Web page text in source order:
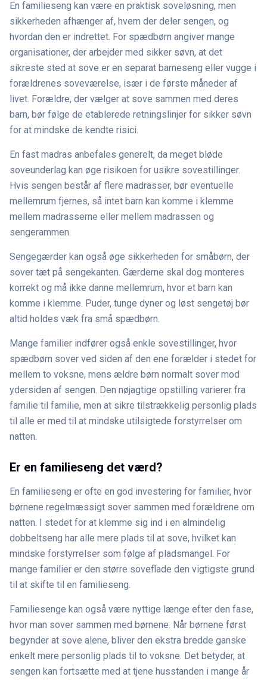
En familieseng kan være en praktisk soveløsning, men
sikkerheden afhænger af, hvem der deler sengen, og
hvordan den er indrettet. For spædbørn angiver mange
organisationer, der arbejder med sikker søvn, at det
sikreste sted at sove er en separat barneseng eller vugge i
forældrenes soveværelse, især i de første måneder af
livet. Forældre, der vælger at sove sammen med deres
barn, bør følge de etablerede retningslinjer for sikker søvn
for at mindske de kendte risici.
En fast madras anbefales generelt, da meget bløde
soveunderlag kan øge risikoen for usikre sovestillinger.
Hvis sengen består af flere madrasser, bør eventuelle
mellemrum fjernes, så intet barn kan komme i klemme
mellem madrasserne eller mellem madrassen og
sengerammen.
Sengegærder kan også øge sikkerheden for småbørn, der
sover tæt på sengekanten. Gærderne skal dog monteres
korrekt og må ikke danne mellemrum, hvor et barn kan
komme i klemme. Puder, tunge dyner og løst sengetøj bør
altid holdes væk fra små spædbørn.
Mange familier indfører også enkle sovestillinger, hvor
spædbørn sover ved siden af den ene forælder i stedet for
mellem to voksne, mens ældre børn normalt sover mod
ydersiden af sengen. Den nøjagtige opstilling varierer fra
familie til familie, men at sikre tilstrækkelig personlig plads
til alle er med til at mindske utilsigtede forstyrrelser om
natten.
Er en familieseng det værd?
En familieseng er ofte en god investering for familier, hvor
børnene regelmæssigt sover sammen med forældrene om
natten. I stedet for at klemme sig ind i en almindelig
dobbeltseng har alle mere plads til at sove, hvilket kan
mindske forstyrrelser som følge af pladsmangel. For
mange familier er den større soveflade den vigtigste grund
til at skifte til en familieseng.
Familiesenge kan også være nyttige længe efter den fase,
hvor man sover sammen med børnene. Når børnene først
begynder at sove alene, bliver den ekstra bredde ganske
enkelt mere personlig plads til to voksne. Det betyder, at
sengen kan fortsætte med at tjene husstanden i mange år